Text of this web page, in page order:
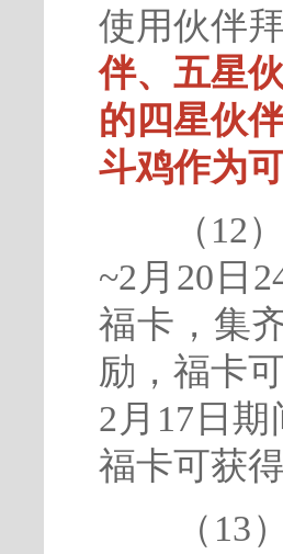
使用伙伴
伴、五星
的四星伙
斗鸡作为
（12）
~2月20日
福卡，集
励，福卡
2月17日
福卡可获
（13）